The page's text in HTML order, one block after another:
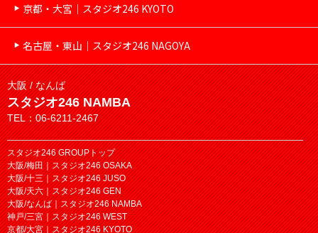
京都・大宮｜スタジオ246 KYOTO
名古屋・東山｜スタジオ246 NAGOYA
大阪 / なんば
スタジオ246 NAMBA
TEL：06-6211-2467
スタジオ246 GROUPトップ
大阪/梅田｜スタジオ246 OSAKA
大阪/十三｜スタジオ246 JUSO
大阪/天六｜スタジオ246 GEN
大阪/なんば｜スタジオ246 NAMBA
神戸/三宮｜スタジオ246 WEST
京都/大宮｜スタジオ246 KYOTO